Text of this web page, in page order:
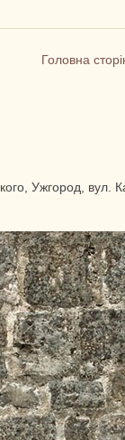
Головна
Ужгород,